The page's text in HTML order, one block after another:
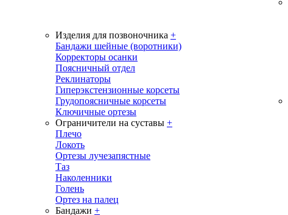
Изделия для позвоночника +
Бандажи шейные (воротники)
Корректоры осанки
Поясничный отдел
Реклинаторы
Гиперэкстензионные корсеты
Грудопоясничные корсеты
Ключичные ортезы
Ограничители на суставы +
Плечо
Локоть
Ортезы лучезапястные
Таз
Наколенники
Голень
Ортез на палец
Бандажи +